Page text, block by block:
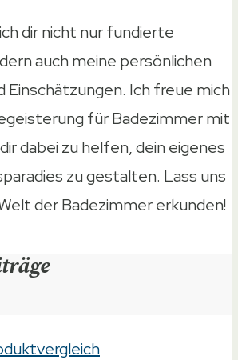
dir nicht nur fundierte
auch meine persönlichen
Einschätzungen. Ich freue mich
für Badezimmer mit
dabei zu helfen, dein eigenes
zu gestalten. Lass uns
der Badezimmer erkunden!